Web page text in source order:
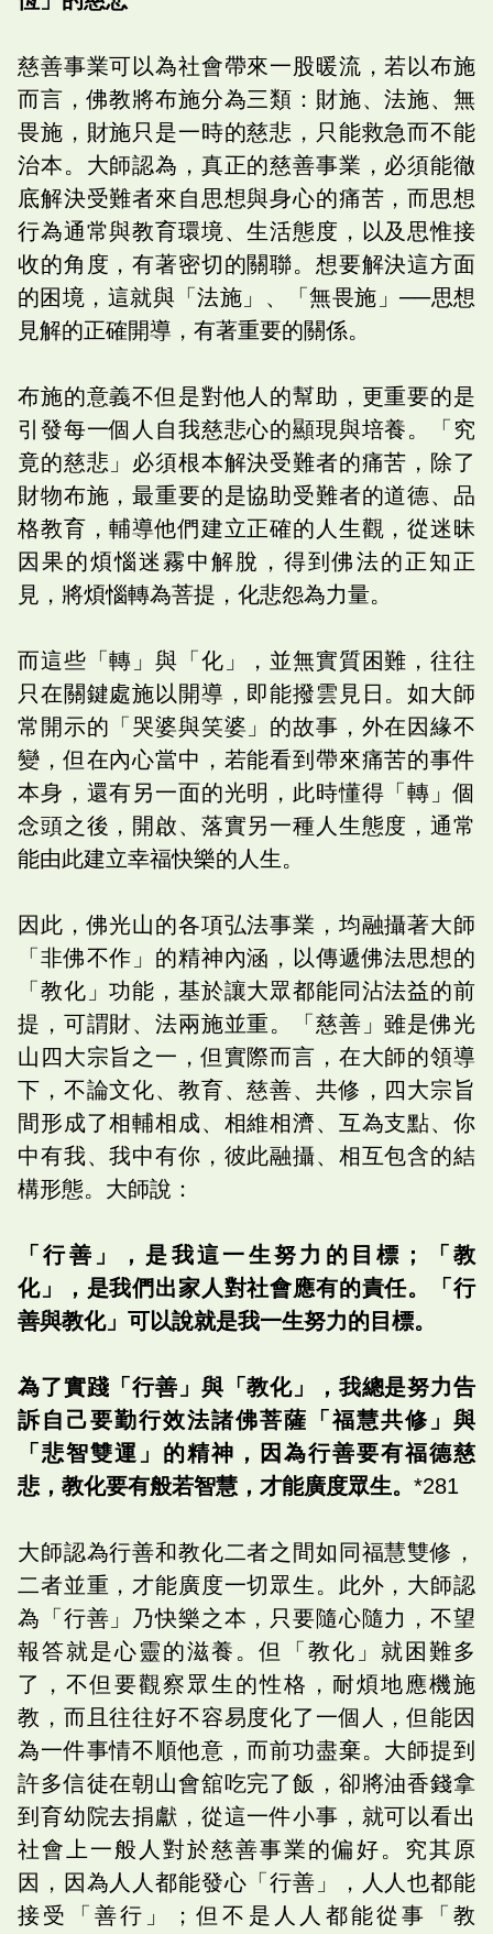
慈善事業可以為社會帶來一股暖流，若以布施
而言，佛教將布施分為三類：財施、法施、無
畏施，財施只是一時的慈悲，只能救急而不能
治本。大師認為，真正的慈善事業，必須能徹
底解決受難者來自思想與身心的痛苦，而思想
行為通常與教育環境、生活態度，以及思惟接
收的角度，有著密切的關聯。想要解決這方面
的困境，這就與「法施」、「無畏施」──思想
見解的正確開導，有著重要的關係。
布施的意義不但是對他人的幫助，更重要的是
引發每一個人自我慈悲心的顯現與培養。「究
竟的慈悲」必須根本解決受難者的痛苦，除了
財物布施，最重要的是協助受難者的道德、品
格教育，輔導他們建立正確的人生觀，從迷昧
因果的煩惱迷霧中解脫，得到佛法的正知正
見，將煩惱轉為菩提，化悲怨為力量。
而這些「轉」與「化」，並無實質困難，往往
只在關鍵處施以開導，即能撥雲見日。如大師
常開示的「哭婆與笑婆」的故事，外在因緣不
變，但在內心當中，若能看到帶來痛苦的事件
本身，還有另一面的光明，此時懂得「轉」個
念頭之後，開啟、落實另一種人生態度，通常
能由此建立幸福快樂的人生。
因此，佛光山的各項弘法事業，均融攝著大師
「非佛不作」的精神內涵，以傳遞佛法思想的
「教化」功能，基於讓大眾都能同沾法益的前
提，可謂財、法兩施並重。「慈善」雖是佛光
山四大宗旨之一，但實際而言，在大師的領導
下，不論文化、教育、慈善、共修，四大宗旨
間形成了相輔相成、相維相濟、互為支點、你
中有我、我中有你，彼此融攝、相互包含的結
構形態。大師說：
「行善」，是我這一生努力的目標；「教
化」，是我們出家人對社會應有的責任。「行
善與教化」可以說就是我一生努力的目標。
為了實踐「行善」與「教化」，我總是努力告
訴自己要勤行效法諸佛菩薩「福慧共修」與
「悲智雙運」的精神，因為行善要有福德慈
悲，教化要有般若智慧，才能廣度眾生。 *281
大師認為行善和教化二者之間如同福慧雙修，
二者並重，才能廣度一切眾生。此外，大師認
為「行善」乃快樂之本，只要隨心隨力，不望
報答就是心靈的滋養。但「教化」就困難多
了，不但要觀察眾生的性格，耐煩地應機施
教，而且往往好不容易度化了一個人，但能因
為一件事情不順他意，而前功盡棄。大師提到
許多信徒在朝山會舘吃完了飯，卻將油香錢拿
到育幼院去捐獻，從這一件小事，就可以看出
社會上一般人對於慈善事業的偏好。究其原
因，因為人人都能發心「行善」，人人也都能
接受「善行」；但不是人人都能從事「教